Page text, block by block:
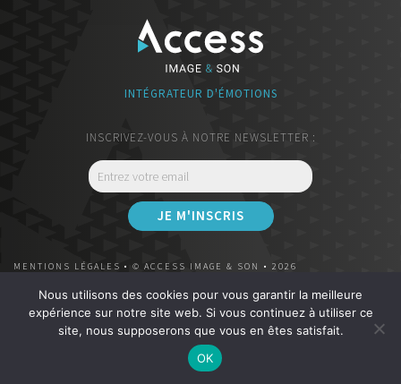
INTÉGRATEUR D'ÉMOTIONS
INSCRIVEZ-VOUS À NOTRE NEWSLETTER :
MENTIONS LÉGALES • © ACCESS IMAGE & SON • 2026
REVENDEUR DEVIALET PREMIUM | CLÉMENCEAU
62 Cours Georges Clemenceau - 33000 Bordeaux
Nous utilisons des cookies pour vous garantir la meilleure
expérience sur notre site web. Si vous continuez à utiliser ce
site, nous supposerons que vous en êtes satisfait.
OK